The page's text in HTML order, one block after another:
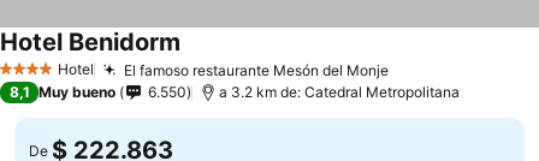
4 EstrellasHotel El famoso restaurante Mesón del Monje
Hotel Benidorm
8,1 Muy bueno 6.550 a 3.2 km de: Catedral Metropolitana
De $ 222.863